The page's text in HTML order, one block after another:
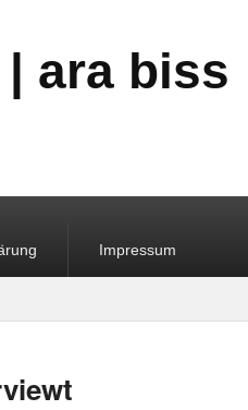
ara biss
Impressum